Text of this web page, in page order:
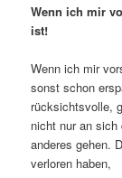
Wenn ich mir
ist!
Wenn ich mir
sonst schon
rücksichtsvolle,
nicht nur an sich
anderes gehen.
verloren haben,